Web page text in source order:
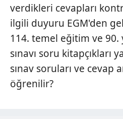
verdikleri cevapları
ilgili duyuru EGM'den
114. temel eğitim ve
sınavı soru kitapçıkları
sınav soruları ve cevap
öğrenilir?